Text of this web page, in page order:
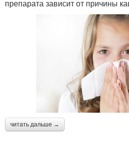
препарата зависит от причины
читать дальше →